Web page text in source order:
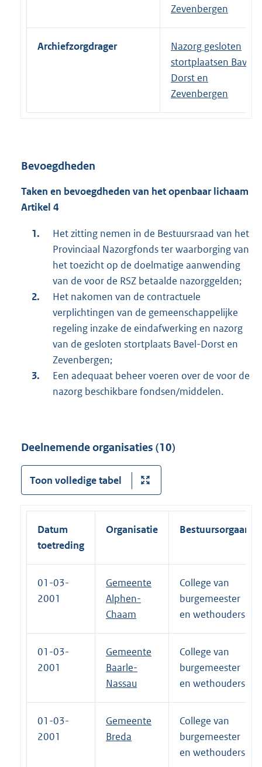
Zevenbergen
Archiefzorgdrager
Nazorg gesloten
stortplaatsen Bavel-
Dorst en
Zevenbergen
Bevoegdheden
Taken en bevoegdheden van het openbaar lichaam
Artikel 4
Het zitting nemen in de Bestuursraad van het
Provinciaal Nazorgfonds ter waarborging van
het toezicht op de doelmatige aanwending
van de voor de RSZ betaalde nazorggelden;
Het nakomen van de contractuele
verplichtingen van de gemeenschappelijke
regeling inzake de eindafwerking en nazorg
van de gesloten stortplaats Bavel-Dorst en
Zevenbergen;
Een adequaat beheer voeren over de voor de
nazorg beschikbare fondsen/middelen.
Deelnemende organisaties (10)
Toon volledige tabel
Datum
toetreding
Organisatie Bestuursorgaan
01-03-
2001
Gemeente
Alphen-
Chaam
College van
burgemeester
en wethouders
01-03-
2001
Gemeente
Baarle-
Nassau
College van
burgemeester
en wethouders
01-03-
2001
Gemeente
Breda
College van
burgemeester
en wethouders